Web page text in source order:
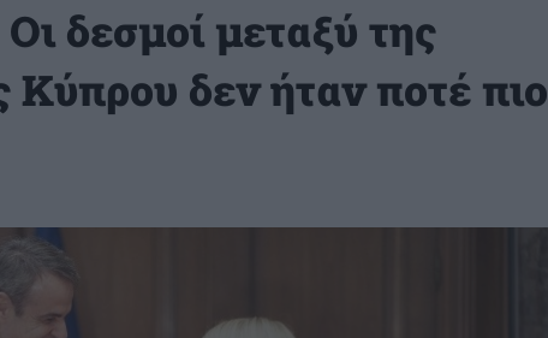
δεσμοί μεταξύ της
Κύπρου δεν ήταν ποτέ πιο